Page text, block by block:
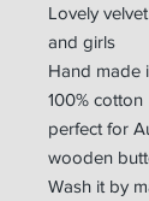
Lovely
and girls
Hand made
100% cotton
perfect for
wooden
Wash it by